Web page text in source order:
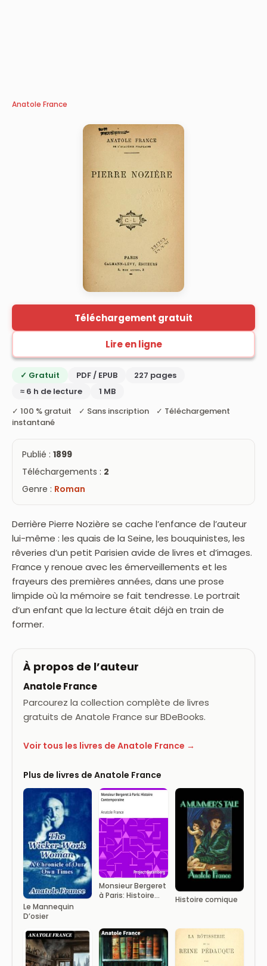
Anatole France
Téléchargement gratuit
Lire en ligne
✓ Gratuit PDF / EPUB
227 pages
≈ 6 h de lecture
1 MB
✓ 100 % gratuit ✓ Sans inscription ✓ Téléchargement
instantané
Publié : 1899
Téléchargements : 2
Genre : Roman
Derrière Pierre Nozière se cache l’enfance de l’auteur
lui-même : les quais de la Seine, les bouquinistes, les
rêveries d’un petit Parisien avide de livres et d’images.
France y renoue avec les émerveillements et les
frayeurs des premières années, dans une prose
limpide où la mémoire se fait tendresse. Le portrait
d’un enfant que la lecture était déjà en train de
former.
À propos de l’auteur
Anatole France
Parcourez la collection complète de livres
gratuits de Anatole France sur BDeBooks.
Voir tous les livres de Anatole France →
Plus de livres de Anatole France
Le Mannequin
D’osier
Monsieur Bergeret
à Paris: Histoire
Histoire comique